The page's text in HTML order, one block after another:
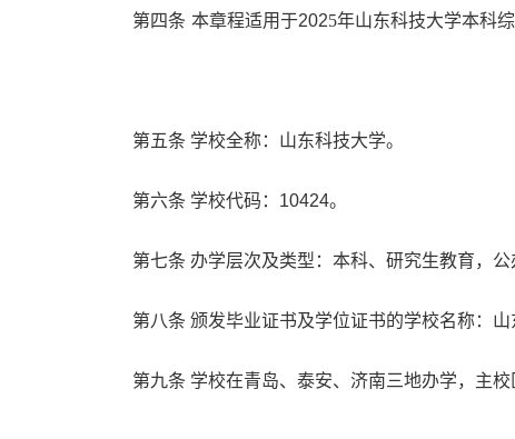
第四条 本章程适用于2025年山东科技大学本科
第五条 学校全称：山东科技大学。
第六条 学校代码：10424。
第七条 办学层次及类型：本科、研究生教育，公
第八条 颁发毕业证书及学位证书的学校名称：山
第九条 学校在青岛、泰安、济南三地办学，主校